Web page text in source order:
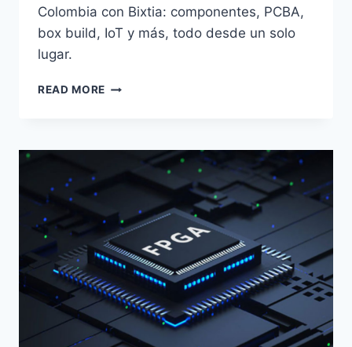
Colombia con Bixtia: componentes, PCBA,
box build, IoT y más, todo desde un solo
lugar.
READ MORE